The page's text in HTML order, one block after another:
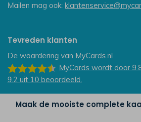
Mailen mag ook:
Tevreden klanten
De waardering van MyCards.nl
MyCards wordt door
9.2 uit 10 beoordeeld.
Maak de mooiste complete